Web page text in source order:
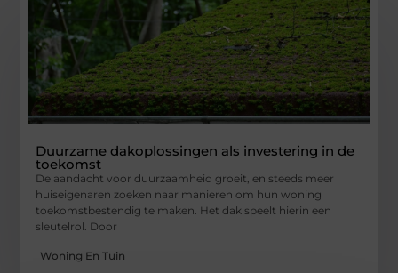
Duurzame dakoplossingen als investering in de
toekomst
De aandacht voor duurzaamheid groeit, en steeds meer
huiseigenaren zoeken naar manieren om hun woning
toekomstbestendig te maken. Het dak speelt hierin een
sleutelrol. Door
Woning En Tuin